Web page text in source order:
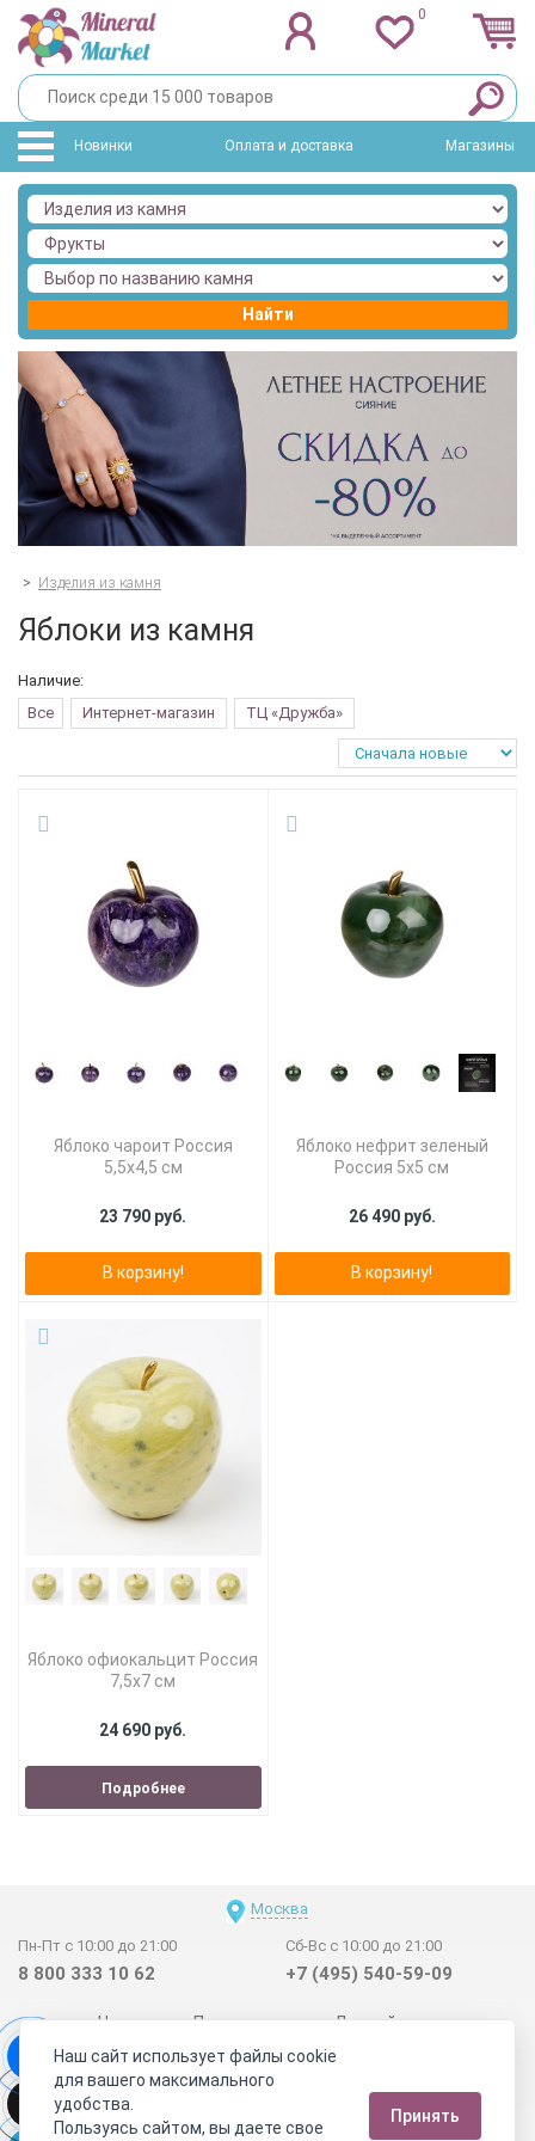
0
Новинки Оплата и доставка Магазины
Найти
> Изделия из камня
Яблоки из камня
Наличие:
Все
Интернет-магазин ТЦ «Дружба»
Яблоко чароит Россия
5,5х4,5 см
23 790 руб.
В корзину!
Яблоко нефрит зеленый
Россия 5х5 см
26 490 руб.
В корзину!
Яблоко офиокальцит Россия
7,5х7 см
24 690 руб.
Подробнее
Москва
Пн-Пт с 10:00 до 21:00
8 800 333 10 62
Сб-Вс с 10:00 до 21:00
+7 (495) 540-59-09
Новинки Поставщикам
Личный счет
Договор-оферта
О нас
Наши магазины
Отзывы покупателей
Сертификаты
Статьи
Обратная связь
Видео о камнях СОУТ Телеграм
Наш сайт использует файлы cookie
для вашего максимального
удобства.
Пользуясь сайтом, вы даете свое
Принять